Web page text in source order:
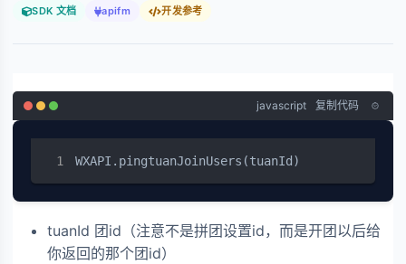
SDK 文档 apifm 开发参考
javascript 复制代码
WXAPI.pingtuanJoinUsers(tuanId)
tuanId 团id（注意不是拼团设置id，而是开团以后给
你返回的那个团id）